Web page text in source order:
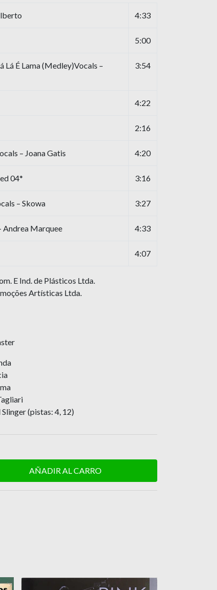
4:33
5:00
Lá É Lama (Medley)Vocals –
3:54
4:22
2:16
– Joana Gatis 4:20
04* 3:16
– Skowa 3:27
Andrea Marquee 4:33
4:07
E Ind. de Plásticos Ltda.
Artísticas Ltda.
(pistas: 4, 12)